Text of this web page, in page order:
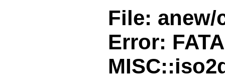
File: anew/
Error: